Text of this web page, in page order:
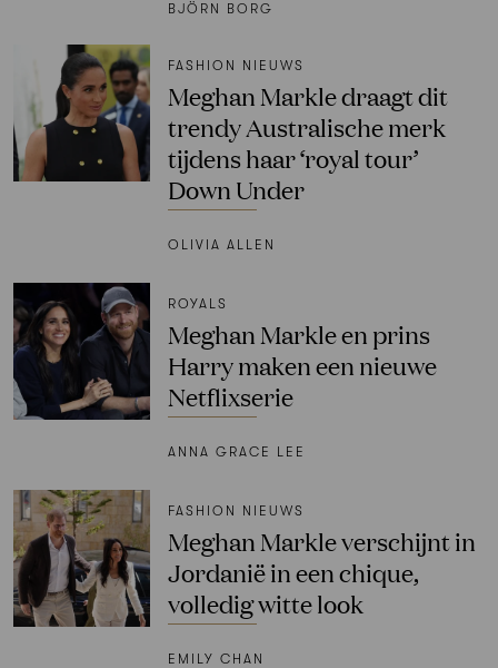
BJÖRN BORG
FASHION NIEUWS
Meghan Markle draagt dit
trendy Australische merk
tijdens haar ‘royal tour’
Down Under
OLIVIA ALLEN
ROYALS
Meghan Markle en prins
Harry maken een nieuwe
Netflixserie
ANNA GRACE LEE
FASHION NIEUWS
Meghan Markle verschijnt in
Jordanië in een chique,
volledig witte look
EMILY CHAN